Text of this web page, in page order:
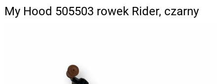
My Hood 505503 rowek Rider, czarny